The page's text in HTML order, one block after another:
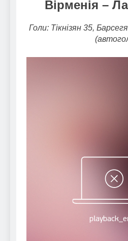
Вірменія –
Голи: Тікнізян 35,